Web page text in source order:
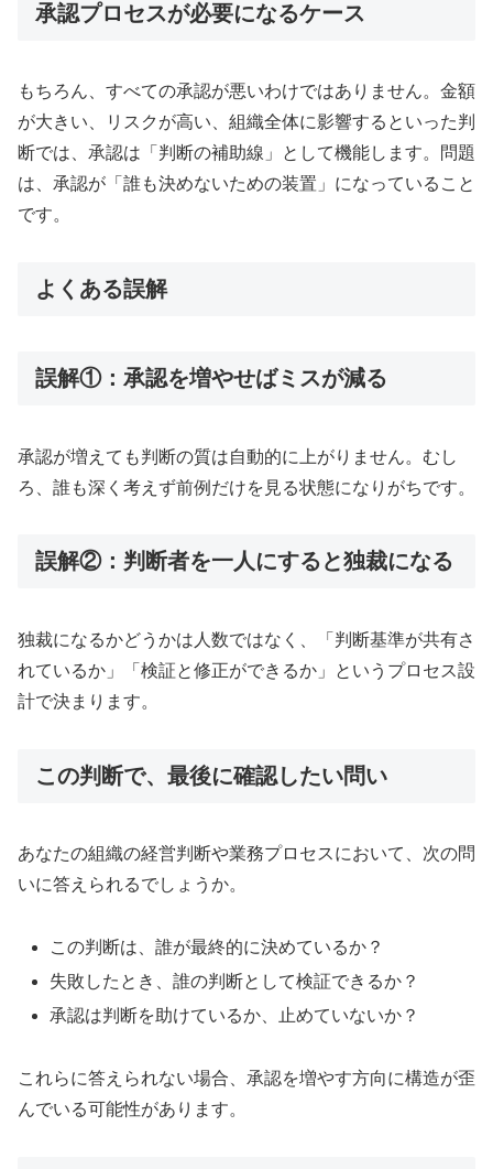
承認プロセスが必要になるケース
もちろん、すべての承認が悪いわけではありません。金額
が大きい、リスクが高い、組織全体に影響するといった判
断では、承認は「判断の補助線」として機能します。問題
は、承認が「誰も決めないための装置」になっていること
です。
よくある誤解
誤解①：承認を増やせばミスが減る
承認が増えても判断の質は自動的に上がりません。むし
ろ、誰も深く考えず前例だけを見る状態になりがちです。
誤解②：判断者を一人にすると独裁になる
独裁になるかどうかは人数ではなく、「判断基準が共有さ
れているか」「検証と修正ができるか」というプロセス設
計で決まります。
この判断で、最後に確認したい問い
あなたの組織の経営判断や業務プロセスにおいて、次の問
いに答えられるでしょうか。
この判断は、誰が最終的に決めているか？
失敗したとき、誰の判断として検証できるか？
承認は判断を助けているか、止めていないか？
これらに答えられない場合、承認を増やす方向に構造が歪
んでいる可能性があります。